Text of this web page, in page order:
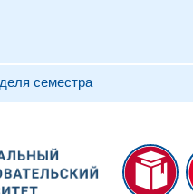
семестра